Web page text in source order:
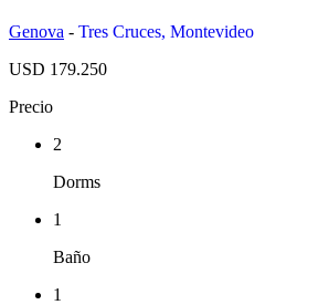
Genova - Tres Cruces, Montevideo
USD 179.250
Precio
2
Dorms
1
Baño
1